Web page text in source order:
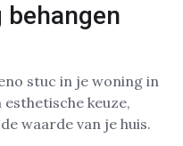
stuc in je woning in
esthetische keuze,
waarde van je huis.